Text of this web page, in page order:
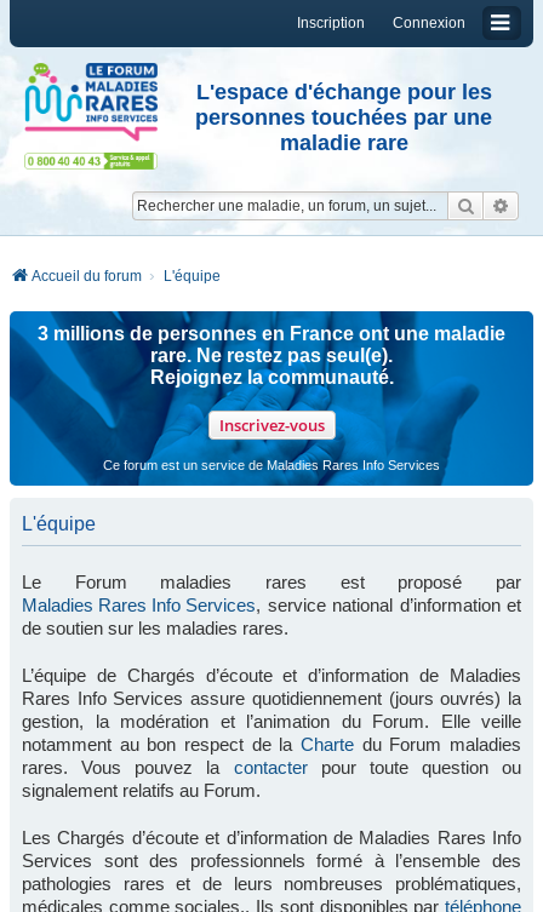
Connexion
Inscription
L'espace d'échange pour les
personnes touchées par une
maladie rare
Accueil du forum L'équipe
3 millions de personnes en France ont une maladie
rare. Ne restez pas seul(e).
Rejoignez la communauté.
Inscrivez-vous
Ce forum est un service de Maladies Rares Info Services
L'équipe
Le Forum maladies rares est proposé par
Maladies Rares Info Services, service national d’information et
de soutien sur les maladies rares.
L’équipe de Chargés d’écoute et d’information de Maladies
Rares Info Services assure quotidiennement (jours ouvrés) la
gestion, la modération et l’animation du Forum. Elle veille
notamment au bon respect de la Charte du Forum maladies
rares. Vous pouvez la contacterpour toute question ou
signalement relatifs au Forum.
Les Chargés d’écoute et d’information de Maladies Rares Info
Services sont des professionnels formé à l’ensemble des
pathologies rares et de leurs nombreuses problématiques,
médicales comme sociales,. Ils sont disponibles par téléphone